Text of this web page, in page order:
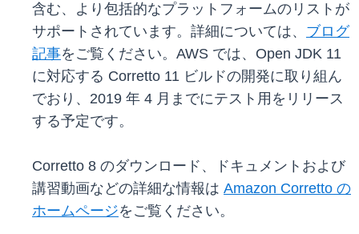
含む、より包括的なプラットフォームのリストが
サポートされています。詳細については、 ブログ
記事をご覧ください。AWS では、Open JDK 11
に対応する Corretto 11 ビルドの開発に取り組ん
でおり、2019 年 4 月までにテスト用をリリース
する予定です。
Corretto 8 のダウンロード、ドキュメントおよび
講習動画などの詳細な情報は Amazon Corretto の
ホームページをご覧ください。